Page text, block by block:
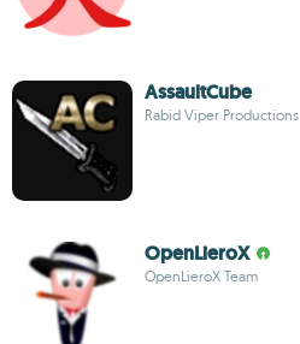
AssaultCube
Rabid Viper Productions
OpenLieroX
OpenLieroX Team